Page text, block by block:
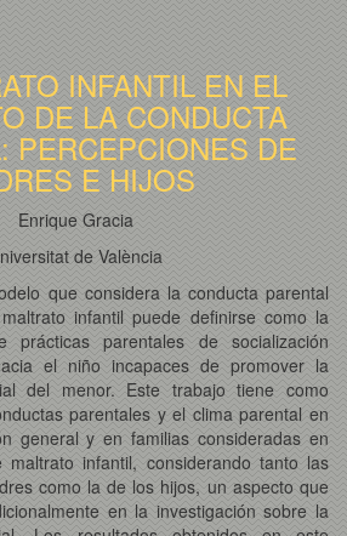
INFANTIL EN EL
DE LA CONDUCTA
PERCEPCIONES DE
E HIJOS
Enrique Gracia
de València
que considera la conducta parental
infantil puede definirse como la
prácticas parentales de socialización
el niño incapaces de promover la
del menor. Este trabajo tiene como
parentales y el clima parental en
general y en familias consideradas en
infantil, considerando tanto las
como la de los hijos, un aspecto que
en la investigación sobre la